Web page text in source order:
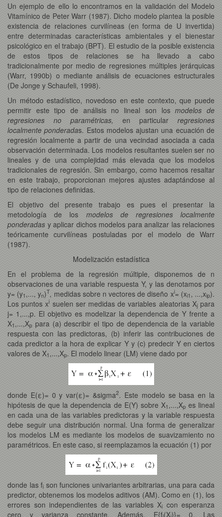
Un ejemplo de ello lo encontramos en la validación del Modelo
Vitamínico de Peter Warr (1987). Dicho modelo plantea la posible
existencia de relaciones curvilíneas (en forma de U invertida)
entre determinadas características ambientales y el bienestar
psicológico en el trabajo (BPT). El estudio de la posible existencia
de estos tipos de relaciones se ha llevado a cabo
tradicionalmente por medio de regresiones múltiples jerárquicas
(Warr, 1990b) o mediante análisis de ecuaciones estructurales
(De Jonge y Schaufeli, 1998).
Un método estadístico, novedoso en este contexto, que puede
permitir este tipo de análisis no lineal son losmodelos de
regresiones no paramétricas, en particular regresiones
localmente ponderadas. Estos modelos ajustan una ecuación de
regresión localmente a partir de una vecindad asociada a cada
observación determinada. Los modelos resultantes suelen ser no
lineales y de una complejidad más elevada que los modelos
tradicionales de regresión. Sin embargo, como hacemos resaltar
en este trabajo, proporcionan mejores ajustes adaptándose al
tipo de relaciones definidas.
El objetivo del presente trabajo es pues el presentar la
metodología de los modelos de regresiones localmente
ponderadas y aplicar dichos modelos para analizar las relaciones
teóricamente curvilíneas postuladas por el modelo de Warr
(1987).
Modelización estadística
En el problema de la regresión múltiple, disponemos de n
observaciones de una variable respuesta Y, y las denotamos por
y= (y1 ,..., yn)T, medidas sobre n vectores de diseño xi= (xi1 , ...,xip).
Los puntos xi suelen ser medidas de variables aleatorias Xjpara
j= 1,...,p. El objetivo es modelizar la dependencia de Y frente a
X1 ,...,Xp para (a) describir el tipo de dependencia de la variable
respuesta con las predictoras, (b) inferir las contribuciones de
cada predictor a la hora de explicar Y y (c) predecir Y en ciertos
valores de X1 ,...,Xp. El modelo linear (LM) viene dado por
donde E(ε)= 0 y var(ε)= &sigma2. Este modelo se basa en la
hipótesis de que la dependencia de E(Y) sobre X1 ,...,Xpes lineal
en cada una de las variables predictoras y la variable respuesta
debe seguir una distribución normal. Una forma de generalizar
los modelos LM es mediante los modelos de suavizamiento no
paramétricos. En este caso, si reemplazamos la ecuación (1) por
donde las fi son funciones univariantes arbitrarias, una para cada
predictor, obtenemos los modelos aditivos (AM). Como en (1), los
errores son independientes de las variables Xi con esperanza
cero y varianza constante. Además, E{f(X)}= 0. Las